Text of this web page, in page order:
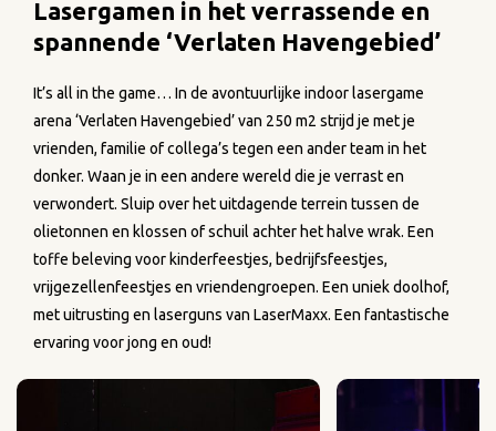
Lasergamen in het verrassende en
spannende ‘Verlaten Havengebied’
It’s all in the game… In de avontuurlijke indoor lasergame
arena ‘Verlaten Havengebied’ van 250 m2 strijd je met je
vrienden, familie of collega’s tegen een ander team in het
donker. Waan je in een andere wereld die je verrast en
verwondert. Sluip over het uitdagende terrein tussen de
olietonnen en klossen of schuil achter het halve wrak. Een
toffe beleving voor kinderfeestjes, bedrijfsfeestjes,
vrijgezellenfeestjes en vriendengroepen. Een uniek doolhof,
met uitrusting en laserguns van LaserMaxx. Een fantastische
ervaring voor jong en oud!